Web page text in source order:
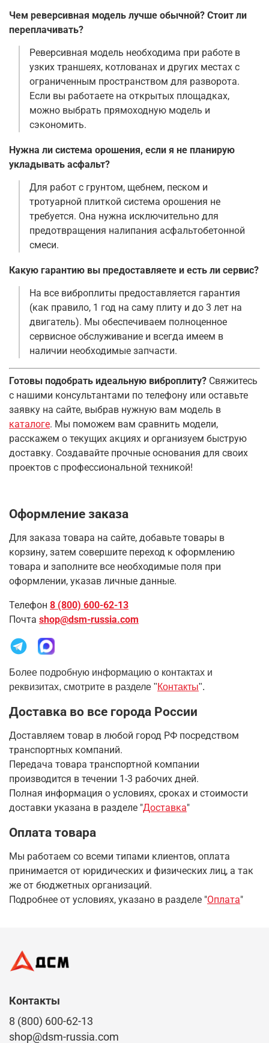
Чем реверсивная модель лучше обычной? Стоит ли
переплачивать?
Реверсивная модель необходима при работе в
узких траншеях, котлованах и других местах с
ограниченным пространством для разворота.
Если вы работаете на открытых площадках,
можно выбрать прямоходную модель и
сэкономить.
Нужна ли система орошения, если я не планирую
укладывать асфальт?
Для работ с грунтом, щебнем, песком и
тротуарной плиткой система орошения не
требуется. Она нужна исключительно для
предотвращения налипания асфальтобетонной
смеси.
Какую гарантию вы предоставляете и есть ли сервис?
На все виброплиты предоставляется гарантия
(как правило, 1 год на саму плиту и до 3 лет на
двигатель). Мы обеспечиваем полноценное
сервисное обслуживание и всегда имеем в
наличии необходимые запчасти.
Готовы подобрать идеальную виброплиту? Свяжитесь
с нашими консультантами по телефону или оставьте
заявку на сайте, выбрав нужную вам модель в
каталоге. Мы поможем вам сравнить модели,
расскажем о текущих акциях и организуем быструю
доставку. Создавайте прочные основания для своих
проектов с профессиональной техникой!
Оформление заказа
Для заказа товара на сайте, добавьте товары в
корзину, затем совершите переход к оформлению
товара и заполните все необходимые поля при
оформлении, указав личные данные.
Телефон 8 (800) 600-62-13
Почта shop@dsm-russia.com
Более подробную информацию о контактах и
реквизитах, смотрите в разделе "Контакты".
Доставка во все города России
Доставляем товар в любой город РФ посредством
транспортных компаний.
Передача товара транспортной компании
производится в течении 1-3 рабочих дней.
Полная информация о условиях, сроках и стоимости
доставки указана в разделе "Доставка"
Оплата товара
Мы работаем со всеми типами клиентов, оплата
принимается от юридических и физических лиц, а так
же от бюджетных организаций.
Подробнее от условиях, указано в разделе "Оплата"
Контакты
8 (800) 600-62-13
shop@dsm-russia.com